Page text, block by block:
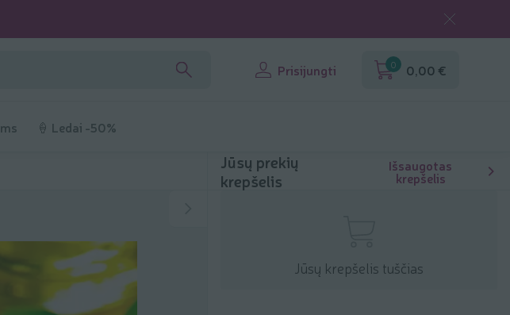
Prisijungti 0 0,00 €
🍦 Ledai -50%
Jūsų prekių
krepšelis
Išsaugotas
krepšelis
Jūsų krepšelis tuščias